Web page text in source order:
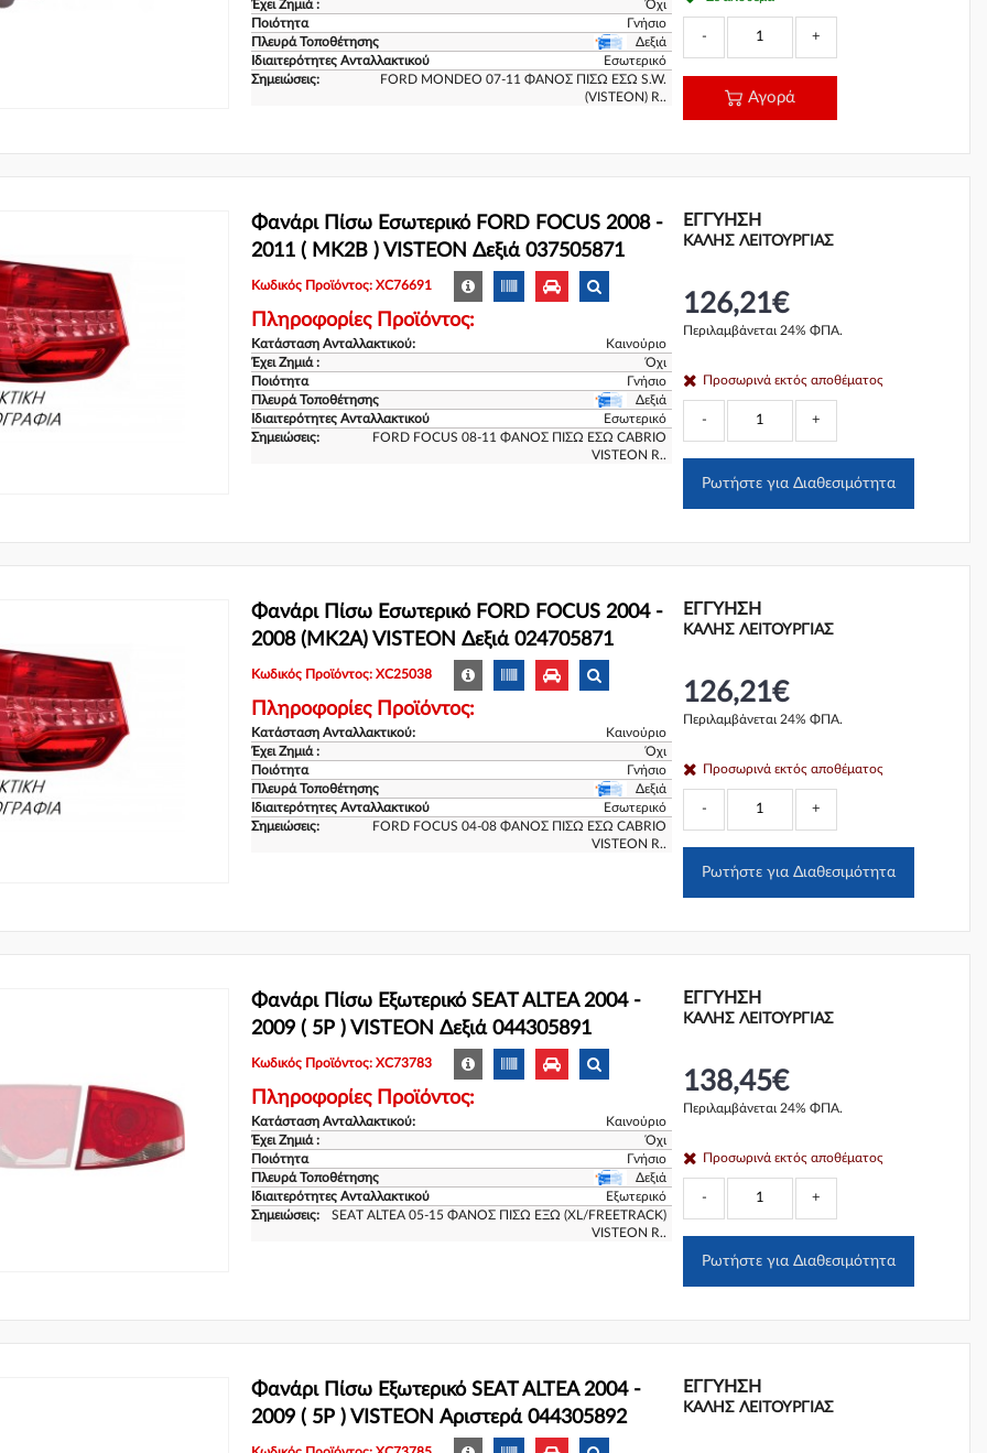
Έχει Ζημιά :
Όχι
Ποιότητα
Γνήσιο
Πλευρά Τοποθέτησης
Δεξιά
Ιδιαιτερότητες Ανταλλακτικού
Εσωτερικό
Σημειώσεις:
FORD MONDEO 07-11 ΦΑΝΟΣ ΠΙΣΩ ΕΣΩ S.W.
(VISTEON) R..
- +
Αγορά
Φανάρι Πίσω Εσωτερικό FORD FOCUS 2008 -
2011 ( MK2B ) VISTEON Δεξιά 037505871
Κωδικός Προϊόντος: XC76691
Πληροφορίες Προϊόντος:
Κατάσταση Ανταλλακτικού:
Καινούριο
Έχει Ζημιά :
Όχι
Ποιότητα
Γνήσιο
Πλευρά Τοποθέτησης
Δεξιά
Ιδιαιτερότητες Ανταλλακτικού
Εσωτερικό
Σημειώσεις:
FORD FOCUS 08-11 ΦΑΝΟΣ ΠΙΣΩ ΕΣΩ CABRIO
VISTEON R..
ΕΓΓΎΗΣΗ
ΚΑΛΗΣ ΛΕΙΤΟΥΡΓΙΑΣ
126,21€
Περιλαμβάνεται 24% ΦΠΑ.
Προσωρινά εκτός αποθέματος
- +
Ρωτήστε για Διαθεσιμότητα
Φανάρι Πίσω Εσωτερικό FORD FOCUS 2004 -
2008 (MK2A) VISTEON Δεξιά 024705871
Κωδικός Προϊόντος: XC25038
Πληροφορίες Προϊόντος:
Κατάσταση Ανταλλακτικού:
Καινούριο
Έχει Ζημιά :
Όχι
Ποιότητα
Γνήσιο
Πλευρά Τοποθέτησης
Δεξιά
Ιδιαιτερότητες Ανταλλακτικού
Εσωτερικό
Σημειώσεις:
FORD FOCUS 04-08 ΦΑΝΟΣ ΠΙΣΩ ΕΣΩ CABRIO
VISTEON R..
ΕΓΓΎΗΣΗ
ΚΑΛΗΣ ΛΕΙΤΟΥΡΓΙΑΣ
126,21€
Περιλαμβάνεται 24% ΦΠΑ.
Προσωρινά εκτός αποθέματος
- +
Ρωτήστε για Διαθεσιμότητα
Φανάρι Πίσω Εξωτερικό SEAT ALTEA 2004 -
2009 ( 5P ) VISTEON Δεξιά 044305891
Κωδικός Προϊόντος: XC73783
Πληροφορίες Προϊόντος:
Κατάσταση Ανταλλακτικού:
Καινούριο
Έχει Ζημιά :
Όχι
Ποιότητα
Γνήσιο
Πλευρά Τοποθέτησης
Δεξιά
Ιδιαιτερότητες Ανταλλακτικού
Εξωτερικό
Σημειώσεις:
SEAT ALTEA 05-15 ΦΑΝΟΣ ΠΙΣΩ ΕΞΩ (XL/FREETRACK)
VISTEON R..
ΕΓΓΎΗΣΗ
ΚΑΛΗΣ ΛΕΙΤΟΥΡΓΙΑΣ
138,45€
Περιλαμβάνεται 24% ΦΠΑ.
Προσωρινά εκτός αποθέματος
- +
Ρωτήστε για Διαθεσιμότητα
Φανάρι Πίσω Εξωτερικό SEAT ALTEA 2004 -
2009 ( 5P ) VISTEON Αριστερά 044305892
ΕΓΓΎΗΣΗ
ΚΑΛΗΣ ΛΕΙΤΟΥΡΓΙΑΣ